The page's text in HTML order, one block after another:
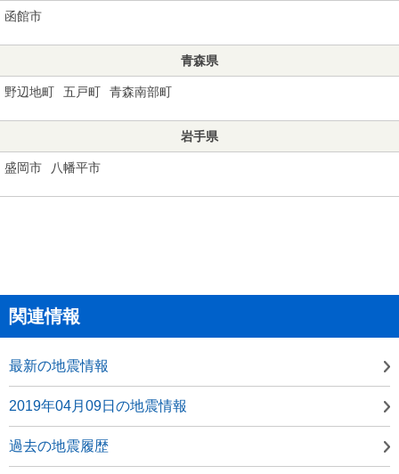
函館市
青森県
野辺地町 五戸町 青森南部町
岩手県
盛岡市 八幡平市
関連情報
最新の地震情報
2019年04月09日の地震情報
過去の地震履歴